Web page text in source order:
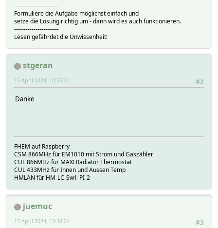
-----------------------
Formuliere die Aufgabe möglichst einfach und
setze die Lösung richtig um - dann wird es auch funktionieren.
-----------------------
Lesen gefährdet die Unwissenheit!
stgeran
#2
15 April 2024, 10:55:24
Danke
FHEM auf Raspberry
CSM 866MHz für EM1010 mit Strom und Gaszähler
CUL 866MHz für MAX! Radiator Thermostat
CUL 433MHz für Innen und Aussen Temp
HMLAN für HM-LC-Sw1-PI-2
juemuc
#3
15 April 2024, 13:38:24